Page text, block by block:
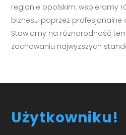
regionie opolskim, wspieramy
biznesu poprzez profesjonalne
Stawiamy na różnorodność
zachowaniu najwyższych
Użytkowniku!